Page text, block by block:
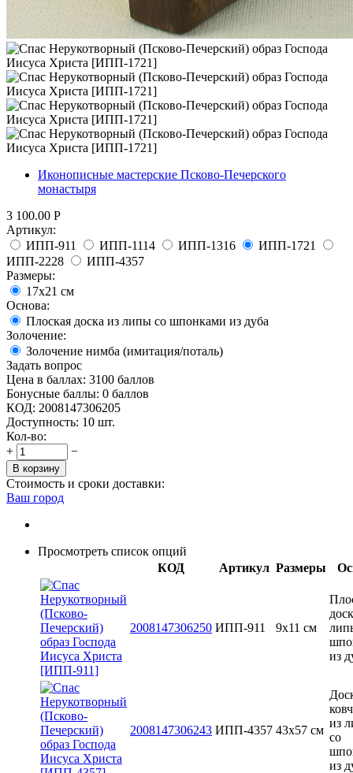
Иконописные мастерские Псково-Печерского
монастыря
3 100.00 Р
Артикул:
ИПП-911
ИПП-1114 ИПП-1316
ИПП-1721
ИПП-2228
ИПП-4357
Размеры:
17х21 см
Основа:
Плоская доска из липы со шпонками из дуба
Золочение:
Золочение нимба (имитация/поталь)
Задать вопрос
Цена в баллах: 3100 баллов
Бонусные баллы: 0 баллов
КОД: 2008147306205
Доступность: 10 шт.
Кол-во:
+
−
В корзину
Стоимость и сроки доставки:
Ваш город
Просмотреть список опций
КОД
Артикул Размеры
2008147306250 ИПП-911 9х11 см
из
2008147306243 ИПП-4357 43x57 см
из
со
из